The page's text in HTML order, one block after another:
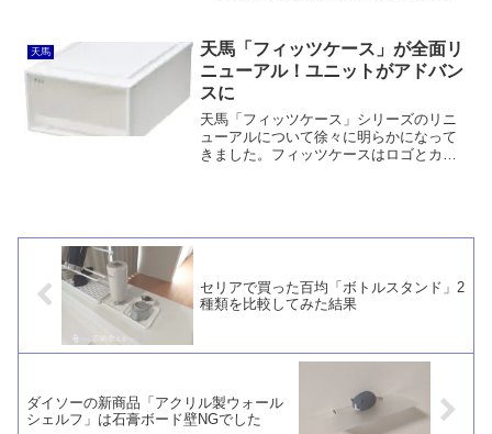
のワイドタイプが追加されました。
天馬
天馬「フィッツケース」が全面リ
ニューアル！ユニットがアドバン
スに
天馬「フィッツケース」シリーズのリニ
ューアルについて徐々に明らかになって
きました。フィッツケースはロゴとカラ
す。
セリアで買った百均「ボトルスタンド」2
種類を比較してみた結果
ダイソーの新商品「アクリル製ウォール
シェルフ」は石膏ボード壁NGでした